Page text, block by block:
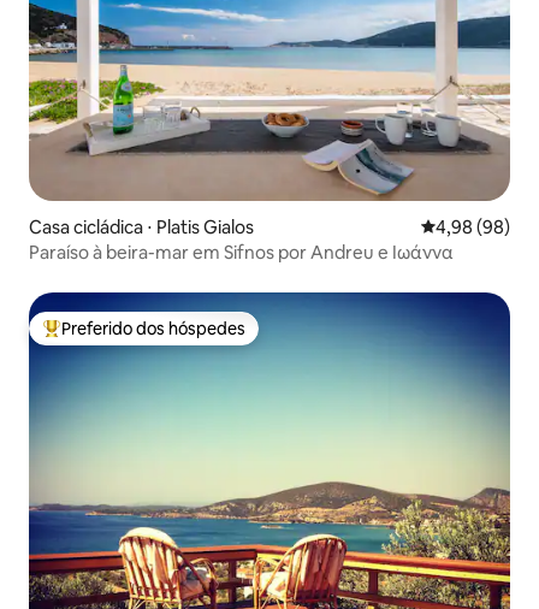
Casa cicládica ⋅ Platis Gialos 4,98 de uma
4,98 (98)
Paraíso à beira-mar em Sifnos por Andreu e Ιωάννα
Entre os melhores preferidos dos hóspedes
Preferido dos hóspedes